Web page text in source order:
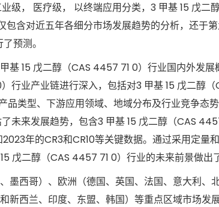
级， 医疗级， 以终端应用分类，3 甲基 15 戊二
含对近五年各细分市场发展趋势的分析，还于
预测。
基 15 戊二醇（CAS 4457 71 0）行业国内外发展
行业产业链进行深入，包括对3 甲基 15 戊二醇
品类型、下游应用领域、地域分布及行业竞争态
未来发展趋势，包含3 甲基 15 戊二醇（CAS
年的CR3和CR10等关键数据。通过采用定量
戊二醇（CAS 4457 71 0）行业的未来前景做出
墨西哥）、欧洲（德国、英国、法国、意大利、
新西兰、印度、东盟、韩国）等重点区域市场发